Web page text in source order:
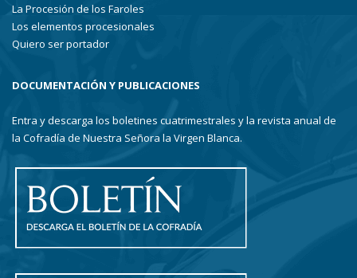
La Procesión de los Faroles
Los elementos procesionales
Quiero ser portador
DOCUMENTACIÓN Y PUBLICACIONES
Entra y descarga los boletines cuatrimestrales y la revista anual de
la Cofradía de Nuestra Señora la Virgen Blanca.